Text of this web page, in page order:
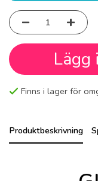
Lägg
Finns i lager för
Produktbeskrivning